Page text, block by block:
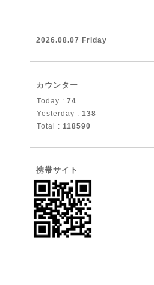
2026.08.07 Friday
カウンター
Today : 74
Yesterday : 138
Total : 118590
携帯サイト